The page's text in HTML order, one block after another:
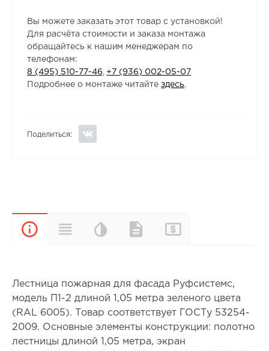
Вы можете заказать этот товар с установкой!
Для расчёта стоимости и заказа монтажа
обращайтесь к нашим менеджерам по
телефонам:
8 (495) 510-77-46
+7 (936) 002-05-07
Подробнее о монтаже читайтездесь.
Поделиться:
ОписаниеХарактеристики
Цветовая
палитра
Документы
Лестница пожарная для фасада Руфсистемс,
модель П1-2 длиной 1,05 метра зеленого цвета
(RAL 6005). Товар соответствует ГОСТу 53254-
2009. Основные элементы конструкции: полотно
лестницы длиной 1,05 метра, экран